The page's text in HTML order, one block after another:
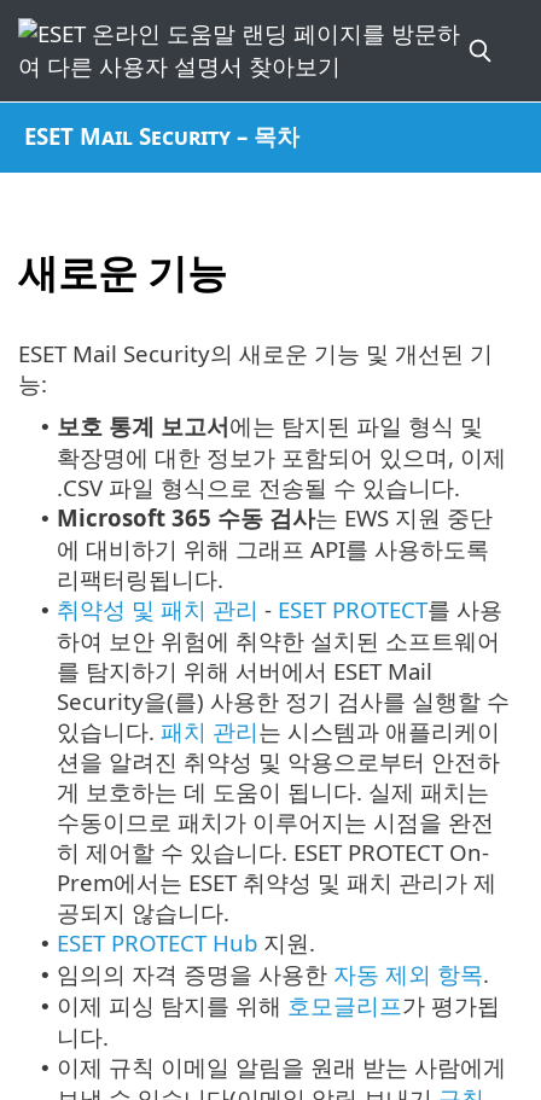
ESET Mail Security – 목차
새로운 기능
ESET Mail Security의 새로운 기능 및 개선된 기
능:
• 보호 통계 보고서에는 탐지된 파일 형식 및
확장명에 대한 정보가 포함되어 있으며, 이제
.CSV 파일 형식으로 전송될 수 있습니다.
• Microsoft 365 수동 검사는 EWS 지원 중단
에 대비하기 위해 그래프 API를 사용하도록
리팩터링됩니다.
• 취약성 및 패치 관리 - ESET PROTECT를 사용
하여 보안 위험에 취약한 설치된 소프트웨어
를 탐지하기 위해 서버에서 ESET Mail
Security을(를) 사용한 정기 검사를 실행할 수
있습니다. 패치 관리는 시스템과 애플리케이
션을 알려진 취약성 및 악용으로부터 안전하
게 보호하는 데 도움이 됩니다. 실제 패치는
수동이므로 패치가 이루어지는 시점을 완전
히 제어할 수 있습니다. ESET PROTECT On-
Prem에서는 ESET 취약성 및 패치 관리가 제
공되지 않습니다.
• ESET PROTECT Hub 지원.
• 임의의 자격 증명을 사용한 자동 제외 항목.
• 이제 피싱 탐지를 위해 호모글리프가 평가됩
니다.
• 이제 규칙 이메일 알림을 원래 받는 사람에게